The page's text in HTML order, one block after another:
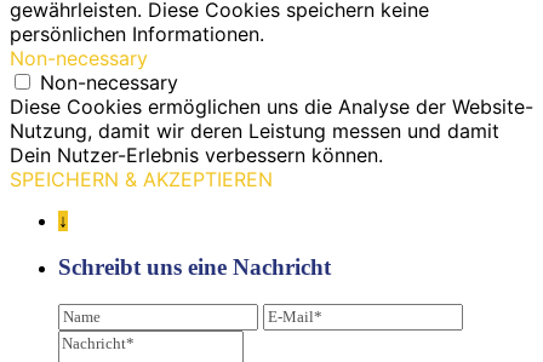
gewährleisten. Diese Cookies speichern keine
persönlichen Informationen.
Non-necessary
Non-necessary
Diese Cookies ermöglichen uns die Analyse der Website-
Nutzung, damit wir deren Leistung messen und damit
Dein Nutzer-Erlebnis verbessern können.
SPEICHERN & AKZEPTIEREN
↓
Schreibt uns eine Nachricht